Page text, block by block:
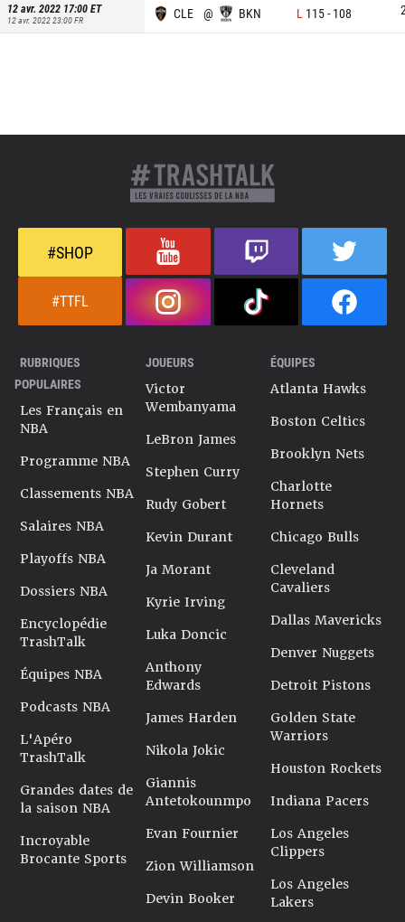
12 avr. 2022 17:00ET
12 avr. 2022 23:00FR CLE @ BKN L 115- 108
#SHOP
#TTFL
RUBRIQUES
POPULAIRES
Les Français en
NBA
Programme NBA
Classements NBA
Salaires NBA
Playoffs NBA
Dossiers NBA
Encyclopédie
TrashTalk
Équipes NBA
Podcasts NBA
L'Apéro
TrashTalk
Grandes dates de
la saison NBA
Incroyable
Brocante Sports
JOUEURS
Victor
Wembanyama
LeBron James
Stephen Curry
Rudy Gobert
Kevin Durant
Ja Morant
Kyrie Irving
Luka Doncic
Anthony
Edwards
James Harden
Nikola Jokic
Giannis
Antetokounmpo
Evan Fournier
Zion Williamson
Devin Booker
ÉQUIPES
Atlanta Hawks
Boston Celtics
Brooklyn Nets
Charlotte
Hornets
Chicago Bulls
Cleveland
Cavaliers
Dallas Mavericks
Denver Nuggets
Detroit Pistons
Golden State
Warriors
Houston Rockets
Indiana Pacers
Los Angeles
Clippers
Los Angeles
Lakers